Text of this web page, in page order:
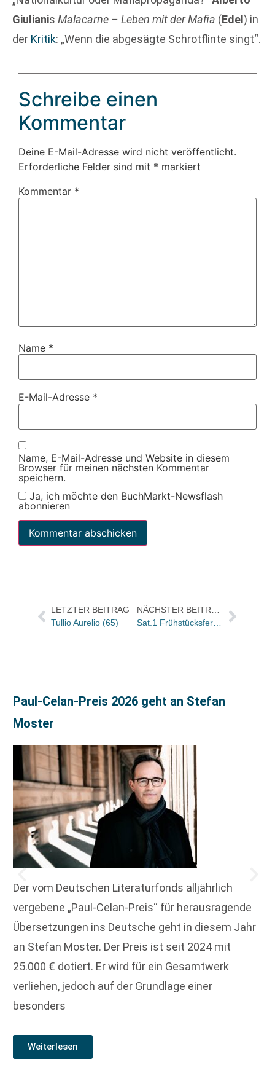
Giulianis Malacarne – Leben mit der Mafia (Edel ) in
der Kritik: „Wenn die abgesägte Schrotflinte singt“.
Schreibe einen
Kommentar
Deine E-Mail-Adresse wird nicht veröffentlicht.
Erforderliche Felder sind mit * markiert
Kommentar *
Name *
E-Mail-Adresse *
Name, E-Mail-Adresse und Website in diesem
Browser für meinen nächsten Kommentar
speichern.
Ja, ich möchte den BuchMarkt-Newsflash
abonnieren
LETZTER BEITRAG
Tullio Aurelio (65)
Paul-Celan-Preis 2026 geht an Stefan
Moster
Der vom Deutschen Literaturfonds alljährlich
vergebene „Paul-Celan-Preis“ für herausragende
Übersetzungen ins Deutsche geht in diesem Jahr
an Stefan Moster. Der Preis ist seit 2024 mit
25.000 € dotiert. Er wird für ein Gesamtwerk
verliehen, jedoch auf der Grundlage einer
besonders
Weiterlesen